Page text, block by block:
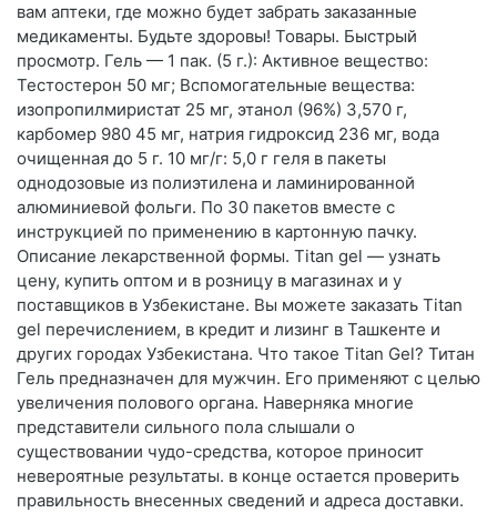
вам аптеки, где можно будет забрать заказанные
медикаменты. Будьте здоровы! Товары. Быстрый
просмотр. Гель — 1 пак. (5 г.): Активное вещество:
Тестостерон 50 мг; Вспомогательные вещества:
изопропилмиристат 25 мг, этанол (96%) 3,570 г,
карбомер 980 45 мг, натрия гидроксид 236 мг, вода
очищенная до 5 г. 10 мг/г: 5,0 г геля в пакеты
однодозовые из полиэтилена и ламинированной
алюминиевой фольги. По 30 пакетов вместе с
инструкцией по применению в картонную пачку.
Описание лекарственной формы. Titan gel — узнать
цену, купить оптом и в розницу в магазинах и у
поставщиков в Узбекистане. Вы можете заказать Titan
gel перечислением, в кредит и лизинг в Ташкенте и
других городах Узбекистана. Что такое Titan Gel? Титан
Гель предназначен для мужчин. Его применяют с целью
увеличения полового органа. Наверняка многие
представители сильного пола слышали о
существовании чудо-средства, которое приносит
невероятные результаты. в конце остается проверить
правильность внесенных сведений и адреса доставки.